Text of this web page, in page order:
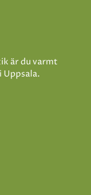
är du varmt
Uppsala.